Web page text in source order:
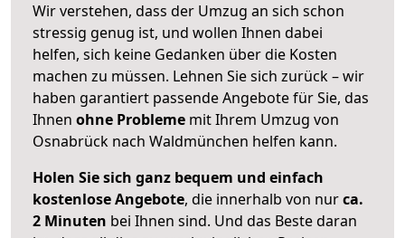
Wir verstehen, dass der Umzug an sich schon
stressig genug ist, und wollen Ihnen dabei
helfen, sich keine Gedanken über die Kosten
machen zu müssen. Lehnen Sie sich zurück – wir
haben garantiert passende Angebote für Sie, das
Ihnen ohne Probleme mit Ihrem Umzug von
Osnabrück nach Waldmünchen helfen kann.
Holen Sie sich ganz bequem und einfach
kostenlose Angebote, die innerhalb von nurca.
2 Minuten bei Ihnen sind. Und das Beste daran